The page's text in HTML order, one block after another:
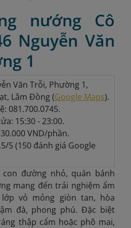
nướng Cô
Nguyễn Văn
1
Văn Trỗi, Phường 1,
Lâm Đồng (Google Maps).
081.700.0745.
15:30 - 23:00.
VND/phần.
5 (150 đánh giá Google
đường nhỏ, quán bánh
mang đến trải nghiệm ẩm
vỏ mỏng giòn tan, hòa
đà, phong phú. Đặc biệt
thập cẩm hoặc phô mai,